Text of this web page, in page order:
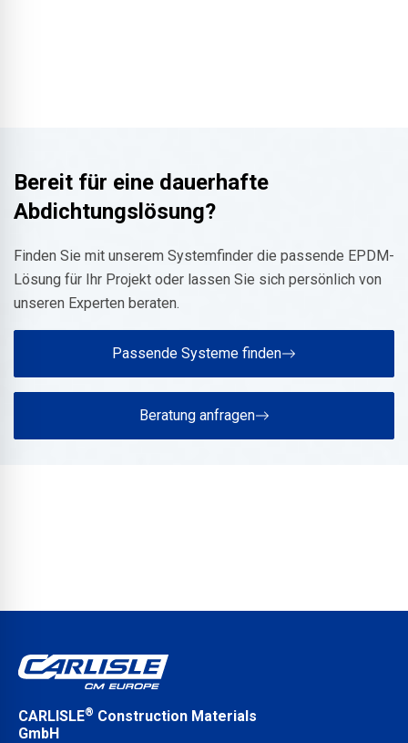
Bereit für eine dauerhafte
Abdichtungslösung?
Finden Sie mit unserem Systemfinder die passende EPDM-
Lösung für Ihr Projekt oder lassen Sie sich persönlich von
unseren Experten beraten.
Passende Systeme finden
Beratung anfragen
CARLISLE® Construction Materials
GmbH